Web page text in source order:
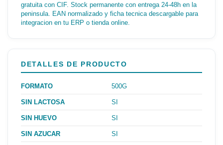
gratuita con CIF. Stock permanente con entrega 24-48h en la
peninsula. EAN normalizado y ficha tecnica descargable para
integracion en tu ERP o tienda online.
DETALLES DE PRODUCTO
FORMATO 500G
SIN LACTOSA SI
SIN HUEVO SI
SIN AZUCAR SI